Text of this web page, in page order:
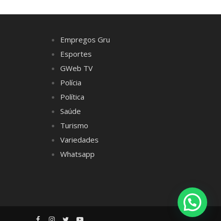
Empregos Gru
Esportes
GWeb TV
Polícia
Política
Saúde
Turismo
Variedades
Whatsapp